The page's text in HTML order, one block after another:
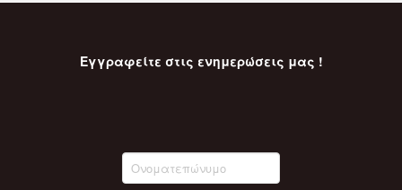
Εγγραφείτε στις ενημερώσεις μας !